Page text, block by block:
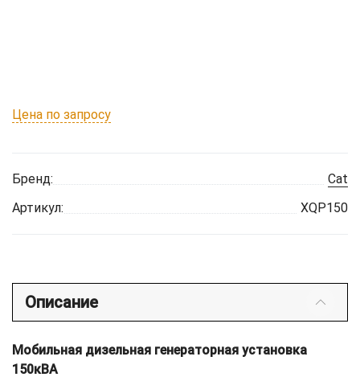
Цена по запросу
Бренд:
Cat
Артикул:
XQP150
Описание
Мобильная дизельная генераторная установка
150кВА